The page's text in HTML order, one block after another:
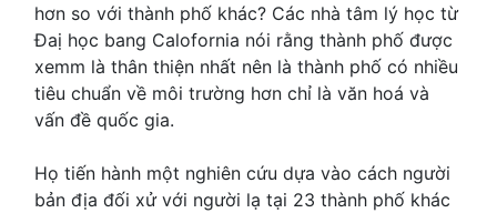
hơn so với thành phố khác? Các nhà tâm lý học từ
Đaị học bang Calofornia nói rằng thành phố được
xemm là thân thiện nhất nên là thành phố có nhiều
tiêu chuẩn về môi trường hơn chỉ là văn hoá và
vấn đề quốc gia.
Họ tiến hành một nghiên cứu dựa vào cách người
bản địa đối xử với người lạ tại 23 thành phố khác